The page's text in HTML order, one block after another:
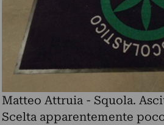
Matteo Attruia - Squola.
Scelta apparentemente